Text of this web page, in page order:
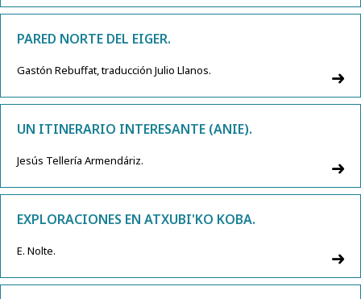
PARED NORTE DEL EIGER.
Gastón Rebuffat, traducción Julio Llanos.
UN ITINERARIO INTERESANTE (ANIE).
Jesús Tellería Armendáriz.
EXPLORACIONES EN ATXUBI'KO KOBA.
E. Nolte.